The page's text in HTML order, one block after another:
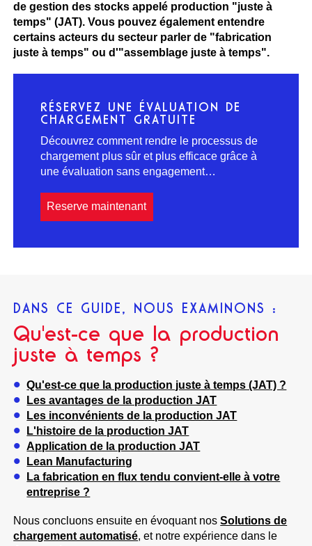
de gestion des stocks appelé production "juste à
temps" (JAT). Vous pouvez également entendre
certains acteurs du secteur parler de "fabrication
juste à temps" ou d'"assemblage juste à temps".
RÉSERVEZ UNE ÉVALUATION DE
CHARGEMENT GRATUITE
Découvrez comment rendre le processus de
chargement plus sûr et plus efficace grâce à
une évaluation sans engagement…
Reserve maintenant
DANS CE GUIDE, NOUS EXAMINONS :
Qu'est-ce que la production
juste à temps ?
Qu'est-ce que la production juste à temps (JAT) ?
Les avantages de la production JAT
Les inconvénients de la production JAT
L'histoire de la production JAT
Application de la production JAT
Lean Manufacturing
La fabrication en flux tendu convient-elle à votre
entreprise ?
Nous concluons ensuite en évoquant nosSolutions de
chargement automatisé, et notre expérience dans le